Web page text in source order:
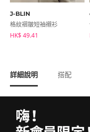
J-BLIN
格紋褶皺短袖襯衫
HK$ 49.41
詳細說明 搭配